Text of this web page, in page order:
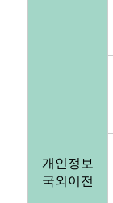
개인정보
국외이전